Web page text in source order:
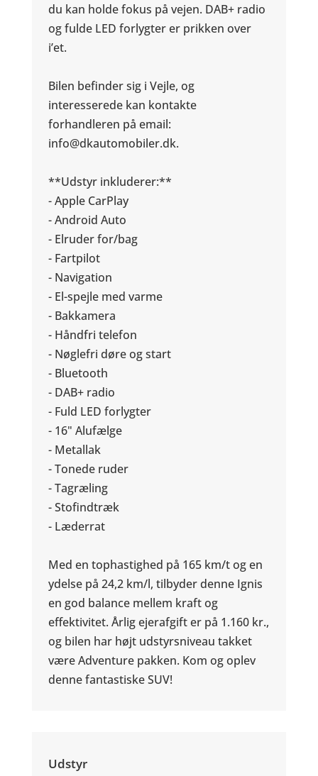
du kan holde fokus på vejen. DAB+ radio
og fulde LED forlygter er prikken over
i’et.
Bilen befinder sig i Vejle, og
interesserede kan kontakte
forhandleren på email:
info@dkautomobiler.dk.
**Udstyr inkluderer:**
- Apple CarPlay
- Android Auto
- Elruder for/bag
- Fartpilot
- Navigation
- El-spejle med varme
- Bakkamera
- Håndfri telefon
- Nøglefri døre og start
- Bluetooth
- DAB+ radio
- Fuld LED forlygter
- 16" Alufælge
- Metallak
- Tonede ruder
- Tagræling
- Stofindtræk
- Læderrat
Med en tophastighed på 165 km/t og en
ydelse på 24,2 km/l, tilbyder denne Ignis
en god balance mellem kraft og
effektivitet. Årlig ejerafgift er på 1.160 kr.,
og bilen har højt udstyrsniveau takket
være Adventure pakken. Kom og oplev
denne fantastiske SUV!
Udstyr